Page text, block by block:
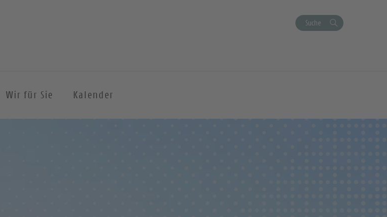
Suche
Wir für Sie Kalender